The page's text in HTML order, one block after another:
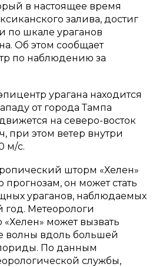
в настоящее время
залива, достиг
по шкале ураганов
Об этом сообщает
по наблюдению за
урагана находится
от города Тампа
на северо-восток
при этом ветер внутри
м/с.
шторм «Хелен»
прогнозам, он может стать
ураганов, наблюдаемых
Метеорологи
может вызвать
волны вдоль большей
По данным
службы,